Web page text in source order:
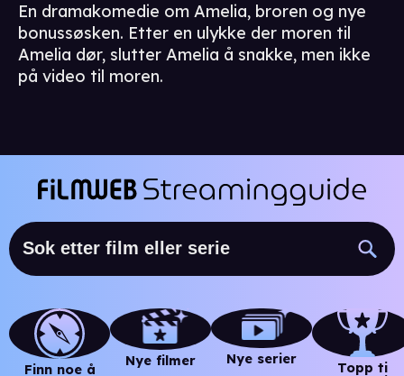
En dramakomedie om Amelia, broren og nye
bonussøsken. Etter en ulykke der moren til
Amelia dør, slutter Amelia å snakke, men ikke
på video til moren.
Finn noe å
Nye filmer Nye serier
Topp ti